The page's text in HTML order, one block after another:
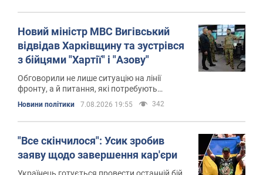
Новий міністр МВС Вигівський
відвідав Харківщину та зустрівся
з бійцями "Хартії" і "Азову"
Обговорили не лише ситуацію на лінії
фронту, а й питання, які потребують
оперативного вирішення
Новини політики 7.08.2026 19:55 342
"Все скінчилося": Усик зробив
заяву щодо завершення кар'єри
Українець готується провести останній бій